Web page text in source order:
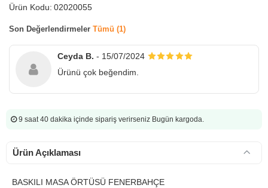
Ürün Kodu: 02020055
Son Değerlendirmeler Tümü (1)
Ceyda B. - 15/07/2024
Ürünü çok beğendim.
9 saat 40 dakika içinde sipariş verirseniz Bugün kargoda.
Ürün Açıklaması
BASKILI MASA ÖRTÜSÜ FENERBAHÇE